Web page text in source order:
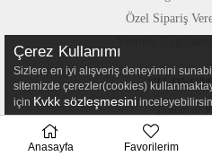
Özel Sipariş
Fotoğraf
Basında
Çerez Kullanımı
Sizlere en iyi alışveriş deneyimini
sitemizde çerezler(cookies)
için Kvkk sözleşmesini
Anasayfa Favorilerim